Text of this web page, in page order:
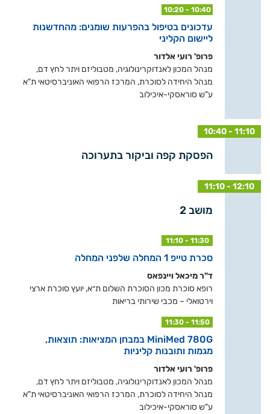
10:20 - 10:40
עדכונים בטיפול בהפרעות שומנים: מהחדשנות
ליישום הקליני
פרופ' רועי אלדור
מנהל המכון לאנדוקרינולוגיה, מטבוליזם ויתר לחץ דם,
מנהל היחידה לסוכרת, המרכז הרפואי האוניברסיטאי ת"א
ע"ש סוראסקי-איכילוב
10:40 - 11:10
הפסקת קפה וביקור בתערוכה
11:10 - 12:10
מושב 2
11:10 - 11:30
סכרת טייפ 1 המחלה שלפני המחלה
ד"ר מיכאל ויינפאס
רופא סוכרת מכון הסוכרת השלום ת״א, יועץ סוכרת ארצי
וירטואלי – מכבי שירותי בריאות
11:30 - 11:50
MiniMed 780G במבחן המציאות: תוצאות,
מגמות ותובנות קליניות
פרופ' רועי אלדור
מנהל המכון לאנדוקרינולוגיה, מטבוליזם ויתר לחץ דם,
מנהל היחידה לסוכרת, המרכז הרפואי האוניברסיטאי ת"א
ע"ש סוראסקי-איכילוב